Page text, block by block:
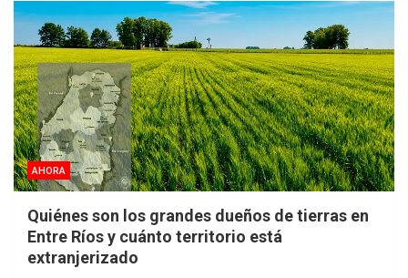
AHORA
Quiénes son los grandes dueños de tierras en
Entre Ríos y cuánto territorio está
extranjerizado